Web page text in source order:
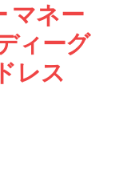
マネー
ィーグ
レス